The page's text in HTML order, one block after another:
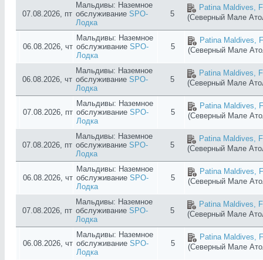
07.08.2026, пт
Мальдивы: Наземное
обслуживание SPO-
Лодка
5
Patina Maldives,
(Северный Мале
06.08.2026, чт
Мальдивы: Наземное
обслуживание SPO-
Лодка
5
Patina Maldives,
(Северный Мале
06.08.2026, чт
Мальдивы: Наземное
обслуживание SPO-
Лодка
5
Patina Maldives,
(Северный Мале
07.08.2026, пт
Мальдивы: Наземное
обслуживание SPO-
Лодка
5
Patina Maldives,
(Северный Мале
07.08.2026, пт
Мальдивы: Наземное
обслуживание SPO-
Лодка
5
Patina Maldives,
(Северный Мале
06.08.2026, чт
Мальдивы: Наземное
обслуживание SPO-
Лодка
5
Patina Maldives,
(Северный Мале
07.08.2026, пт
Мальдивы: Наземное
обслуживание SPO-
Лодка
5
Patina Maldives,
(Северный Мале
06.08.2026, чт
Мальдивы: Наземное
обслуживание SPO-
Лодка
5
Patina Maldives,
(Северный Мале